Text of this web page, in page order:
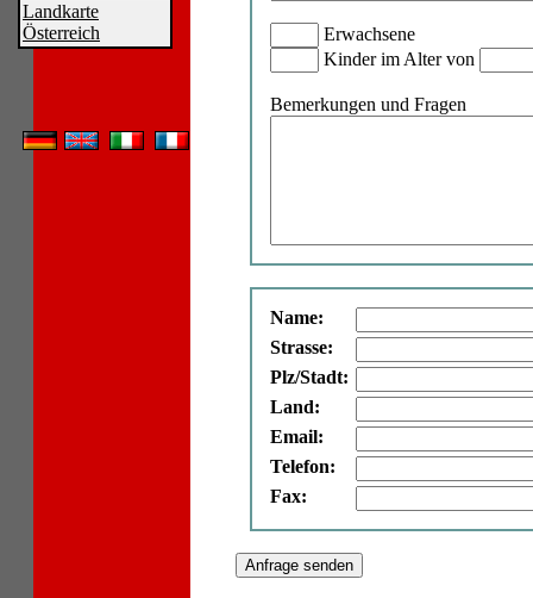
Landkarte
Österreich
Erwachsene
Kinder im Alter von
Bemerkungen und Fragen
Name:
Strasse:
Plz/Stadt:
Land:
Email:
Telefon:
Fax: